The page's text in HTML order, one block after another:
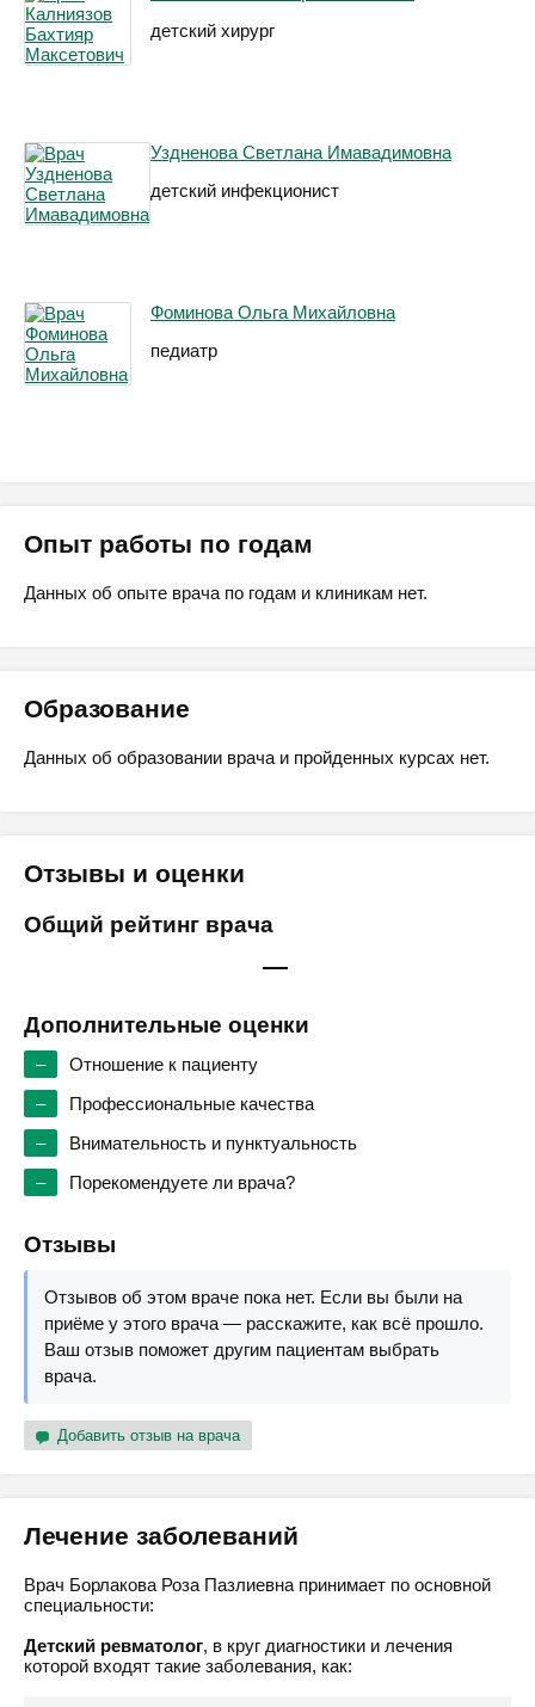
детский хирург
Уздненова Светлана Имавадимовна
детский инфекционист
Фоминова Ольга Михайловна
педиатр
Опыт работы по годам
Данных об опыте врача по годам и клиникам нет.
Образование
Данных об образовании врача и пройденных курсах нет.
Отзывы и оценки
Общий рейтинг врача
—
Дополнительные оценки
–
Отношение к пациенту
–
Профессиональные качества
–
Внимательность и пунктуальность
–
Порекомендуете ли врача?
Отзывы
Отзывов об этом враче пока нет. Если вы были на
приёме у этого врача — расскажите, как всё прошло.
Ваш отзыв поможет другим пациентам выбрать
врача.
Добавить отзыв на врача
Лечение заболеваний
Врач Борлакова Роза Пазлиевна принимает по основной
специальности:
Детский ревматолог, в круг диагностики и лечения
которой входят такие заболевания, как: